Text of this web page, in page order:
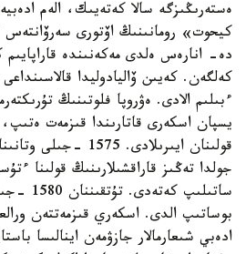
ەستەرىڭىزگە سالا كەتەيىك، الەم
دە- انارەس ەلدى مەكەنىندە قاراپايىم
كەلگەن. كەيىن ۆاليادوليدا
ءبىلىم الادى. ەۋروپا فلوتىنىڭ
يسپان اسكەرى قاتارىندا قىزمەت
قولىنان ايىرىلادى.
جولدا تەڭىز قاراقشىلارىنىڭ قولىنا
ساتىلىپ
بوساتىپ الدى. اسكەري قىزمەتتەن
ادەبي شىعارمالار جازۋمەن اينالىسا